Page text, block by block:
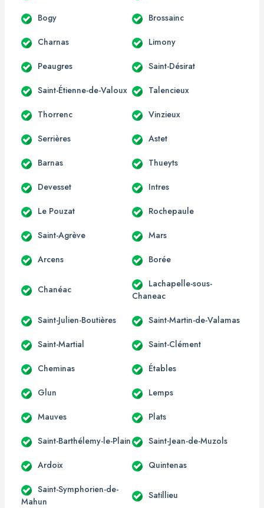
Bogy Brossainc
Charnas Limony
Peaugres Saint-Désirat
Saint-Étienne-de-Valoux Talencieux
Thorrenc Vinzieux
Serrières Astet
Barnas Thueyts
Devesset Intres
Le Pouzat Rochepaule
Saint-Agrève Mars
Arcens Borée
Chanéac
Lachapelle-sous-
Chaneac
Saint-Julien-Boutières Saint-Martin-de-Valamas
Saint-Martial Saint-Clément
Cheminas Étables
Glun Lemps
Mauves Plats
Saint-Barthélemy-le-Plain Saint-Jean-de-Muzols
Ardoix Quintenas
Saint-Symphorien-de-
Mahun
Satillieu